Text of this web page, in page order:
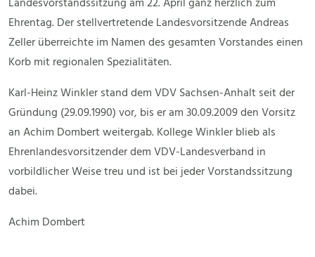
Ehrentag. Der stellvertretende Landesvorsitzende Andreas
Zeller überreichte im Namen des gesamten Vorstandes einen
Korb mit regionalen Spezialitäten.
Karl-Heinz Winkler stand dem VDV Sachsen-Anhalt seit der
Gründung (29.09.1990) vor, bis er am 30.09.2009 den Vorsitz
an Achim Dombert weitergab. Kollege Winkler blieb als
Ehrenlandesvorsitzender dem VDV-Landesverband in
vorbildlicher Weise treu und ist bei jeder Vorstandssitzung
dabei.
Achim Dombert